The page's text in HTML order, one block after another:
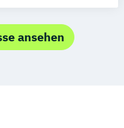
of Arts für VWA-
Digital
ansehen